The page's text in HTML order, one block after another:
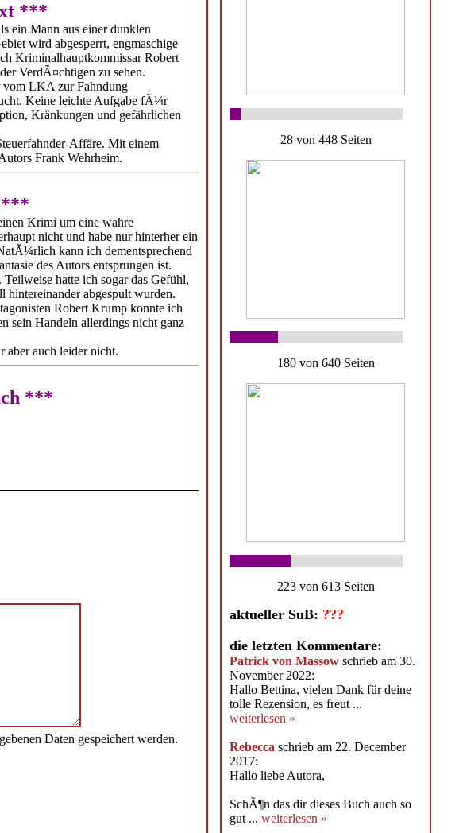
***
ein Mann aus einer dunklen
wird abgesperrt, engmaschige
Kriminalhauptkommissar Robert
VerdÃ¤chtigen zu sehen.
vom LKA zur Fahndung
Keine leichte Aufgabe fÃ¼r
Kränkungen und gefährlichen
Affäre. Mit einem
Frank Wehrheim.
***
Krimi um eine wahre
nicht und habe nur hinterher ein
kann ich dementsprechend
des Autors entsprungen ist.
hatte ich sogar das Gefühl,
hintereinander abgespult wurden.
Robert Krump konnte ich
sein Handeln allerdings nicht ganz
auch leider nicht.
***
Daten gespeichert werden.
28 von 448 Seiten
180 von 640 Seiten
223 von 613 Seiten
aktueller SuB: ???
die letzten Kommentare:
Patrick von Massow schrieb am 30.
November 2022:
Hallo Bettina, vielen Dank für deine
tolle Rezension, es freut ...
weiterlesen »
Rebeccaschrieb am 22. December
2017:
Hallo liebe Autora,
SchÃ¶n das dir dieses Buch auch so
gut ...weiterlesen »